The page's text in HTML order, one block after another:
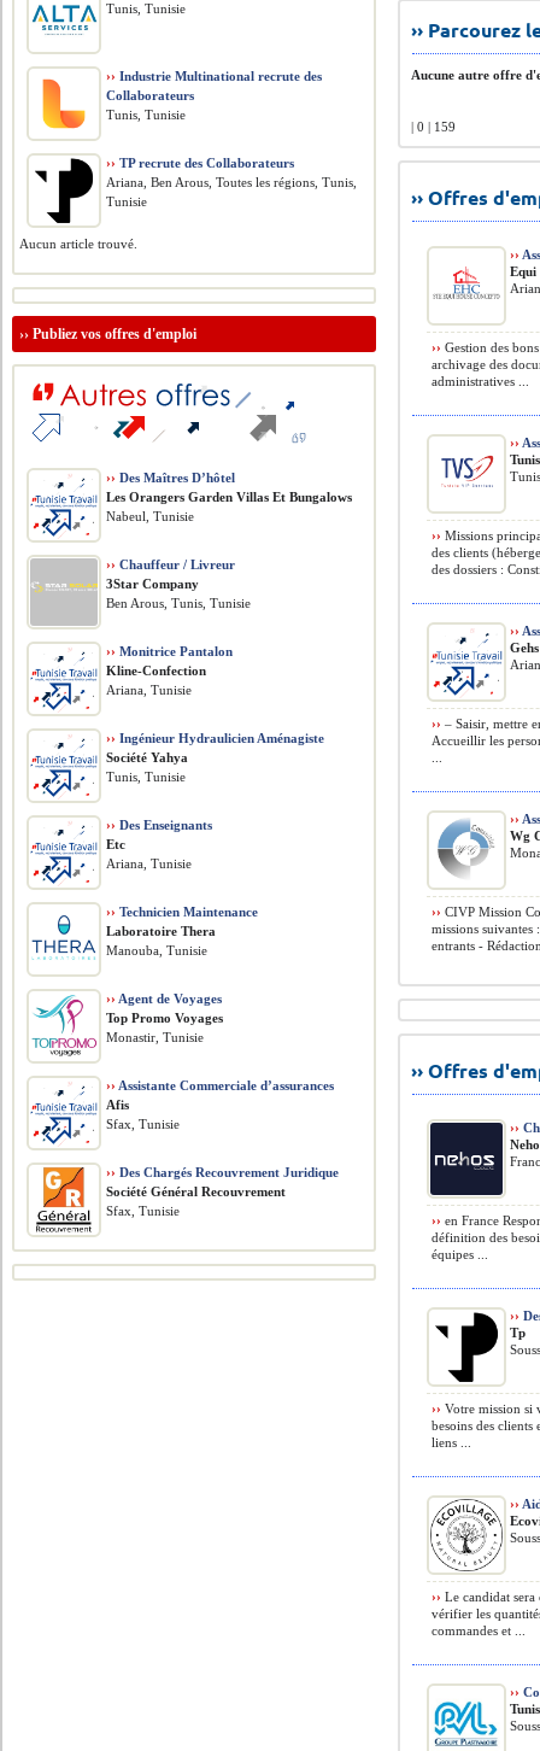
››
Aucune autre offre
| 0 | 159
›› Offres
››
Equi
›› Gestion des
archivage des
administratives ...
››
›› Missions
des clients
des dossiers :
››
Gehs
›› – Saisir, mettre
Accueillir les
››
Wg
›› CIVP Mission
missions suivantes
entrants -
›› Offres
››
›› en France
définition des
équipes ...
››
Tp
›› Votre mission si
besoins des clients
liens ...
››
›› Le candidat sera
vérifier les
commandes et ...
››
Tunis, Tunisie
›› Industrie Multinational recrute des
Collaborateurs
Tunis, Tunisie
›› TP recrute des Collaborateurs
Ariana, Ben Arous, Toutes les régions, Tunis,
Tunisie
Aucun article trouvé.
››Publiez vos offres d'emploi
›› Des Maîtres D’hôtel
Les Orangers Garden Villas Et Bungalows
Nabeul, Tunisie
›› Chauffeur / Livreur
3Star Company
Ben Arous, Tunis, Tunisie
›› Monitrice Pantalon
Kline-Confection
Ariana, Tunisie
›› Ingénieur Hydraulicien Aménagiste
Société Yahya
Tunis, Tunisie
›› Des Enseignants
Etc
Ariana, Tunisie
›› Technicien Maintenance
Laboratoire Thera
Manouba, Tunisie
›› Agent de Voyages
Top Promo Voyages
Monastir, Tunisie
›› Assistante Commerciale d’assurances
Afis
Sfax, Tunisie
›› Des Chargés Recouvrement Juridique
Société Général Recouvrement
Sfax, Tunisie